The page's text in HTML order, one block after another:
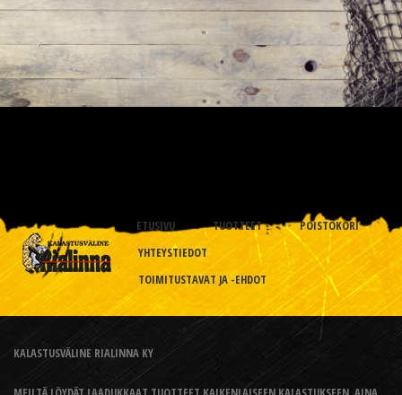
ETUSIVU TUOTTEET
POISTOKORI
YHTEYSTIEDOT
TOIMITUSTAVAT JA -EHDOT
KALASTUSVÄLINE RIALINNA KY